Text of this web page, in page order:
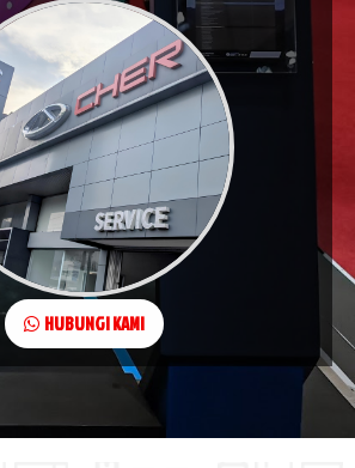
HUBUNGI KAMI